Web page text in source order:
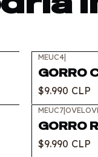
MEUC4|
GORRO
$9.990 CLP
MEUC7|
GORRO
$9.990 CLP